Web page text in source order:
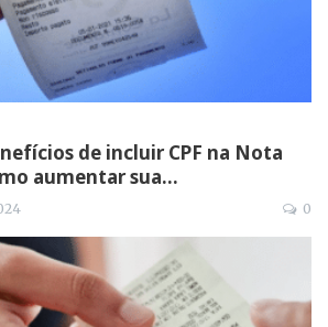
de incluir CPF na Nota
aumentar sua…
0